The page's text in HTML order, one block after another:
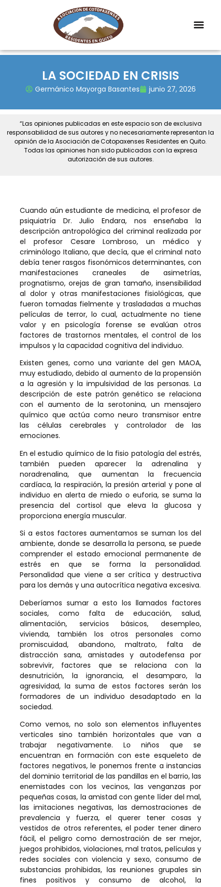
LA SOCIEDAD EN CRISIS
Germánico Mayorga Basantes junio 27, 2026
“Las opiniones publicadas en este espacio son de exclusiva
responsabilidad de sus autores y no necesariamente representan la
opinión de la Asociación de Cotopaxenses Residentes en Quito.
Todas las opiniones han sido publicadas con la expresa
autorización de sus autores.
Cuando aún estudiante de medicina, el profesor de
psiquiatría Dr. Julio Endara, nos enseñaba la
descripción antropológica del criminal realizada por
el profesor Cesare Lombroso, un médico y
criminólogo Italiano, que decía, que el criminal nato
debía tener rasgos fisonómicos determinantes, con
manifestaciones craneales de asimetrías,
prognatismo, orejas de gran tamaño, insensibilidad
al dolor y otras manifestaciones fisiológicas, que
fueron tomadas fielmente y trasladadas a muchas
películas de terror, lo cual, actualmente no tiene
valor y en psicología forense se evalúan otros
factores de trastornos mentales, el control de los
impulsos y la capacidad cognitiva del individuo.
Existen genes, como una variante del gen MAOA,
muy estudiado, debido al aumento de la propensión
a la agresión y la impulsividad de las personas. La
descripción de este patrón genético se relaciona
con el aumento de la serotonina, un mensajero
químico que actúa como neuro transmisor entre
las células cerebrales y controlador de las
emociones.
En el estudio químico de la fisio patología del estrés,
también pueden aparecer la adrenalina y
noradrenalina, que aumentan la frecuencia
cardíaca, la respiración, la presión arterial y pone al
individuo en alerta de miedo o euforia, se suma la
presencia del cortisol que eleva la glucosa y
proporciona energía muscular.
Si a estos factores aumentamos se suman los del
ambiente, donde se desarrolla la persona, se puede
comprender el estado emocional permanente de
estrés en que se forma la personalidad.
Personalidad que viene a ser crítica y destructiva
para los demás y una autocrítica negativa excesiva.
Deberíamos sumar a esto los llamados factores
sociales, como falta de educación, salud,
alimentación, servicios básicos, desempleo,
vivienda, también los otros personales como
promiscuidad, abandono, maltrato, falta de
distracción sana, amistades y autodefensa por
sobrevivir, factores que se relaciona con la
desnutrición, la ignorancia, el desamparo, la
agresividad, la suma de estos factores serán los
formadores de un individuo desadaptado en la
sociedad.
Como vemos, no solo son elementos influyentes
verticales sino también horizontales que van a
trabajar negativamente. Lo niños que se
encuentran en formación con este esqueleto de
factores negativos, le ponemos frente a instancias
del dominio territorial de las pandillas en el barrio, las
enemistades con los vecinos, las venganzas por
pequeñas cosas, la amistad con gente líder del mal,
las imitaciones negativas, las demostraciones de
prevalencia y fuerza, el querer tener cosas y
vestidos de otros referentes, el poder tener dinero
fácil, el peligro como demostración de ser mejor,
juegos prohibidos, violaciones, mal tratos, películas y
redes sociales con violencia y sexo, consumo de
substancias prohibidas, las reuniones grupales sin
fines positivos y consumo de alcohol, la